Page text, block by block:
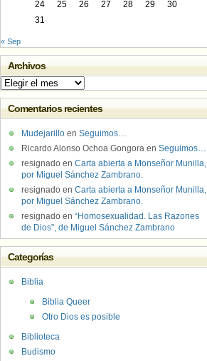
24
25 26 27 28 29
30
31
« Sep
Archivos
Archivos
Comentarios recientes
Mudejarillo en Seguimos…
Ricardo Alonso Ochoa Gongora en Seguimos…
resignado en Carta abierta a Monseñor Munilla,
por Miguel Sánchez Zambrano.
resignado en Carta abierta a Monseñor Munilla,
por Miguel Sánchez Zambrano.
resignado en “Homosexualidad. Las Razones
de Dios”, de Miguel Sánchez Zambrano
Categorías
Biblia
Biblia Queer
Otro Dios es posible
Biblioteca
Budismo